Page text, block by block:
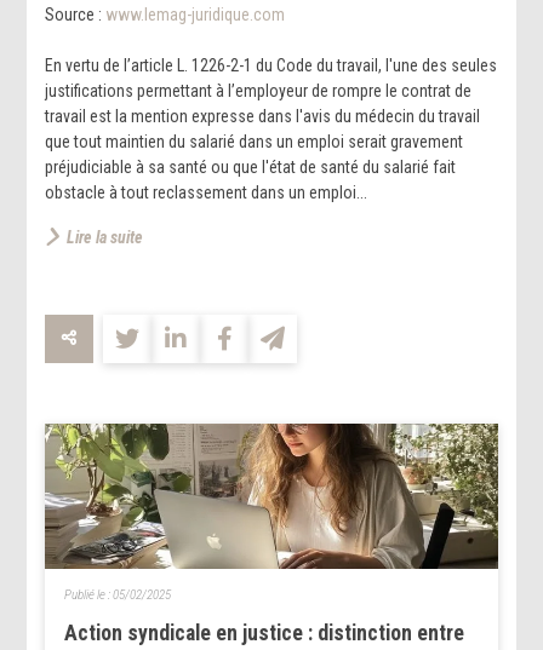
Source : www.lemag-juridique.com
En vertu de l’article L. 1226-2-1 du Code du travail, l'une des seules
justifications permettant à l’employeur de rompre le contrat de
travail est la mention expresse dans l'avis du médecin du travail
que tout maintien du salarié dans un emploi serait gravement
préjudiciable à sa santé ou que l'état de santé du salarié fait
obstacle à tout reclassement dans un emploi...
Lire la suite
Action syndicale en justice : distinction entre
Publié le :05/02/2025